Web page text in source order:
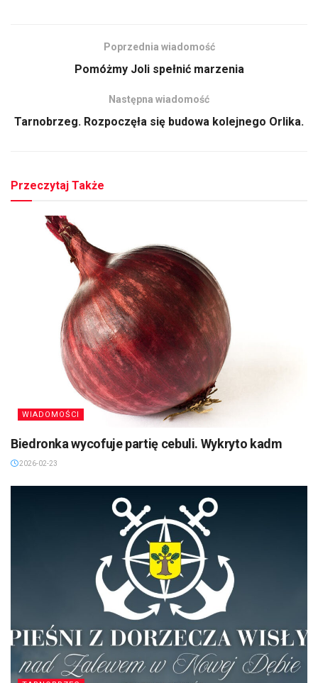
Poprzednia wiadomość
Pomóżmy Joli spełnić marzenia
Następna wiadomość
Tarnobrzeg. Rozpoczęła się budowa kolejnego Orlika.
Przeczytaj Także
WIADOMOŚCI
Biedronka wycofuje partię cebuli. Wykryto kadm
2026-02-23